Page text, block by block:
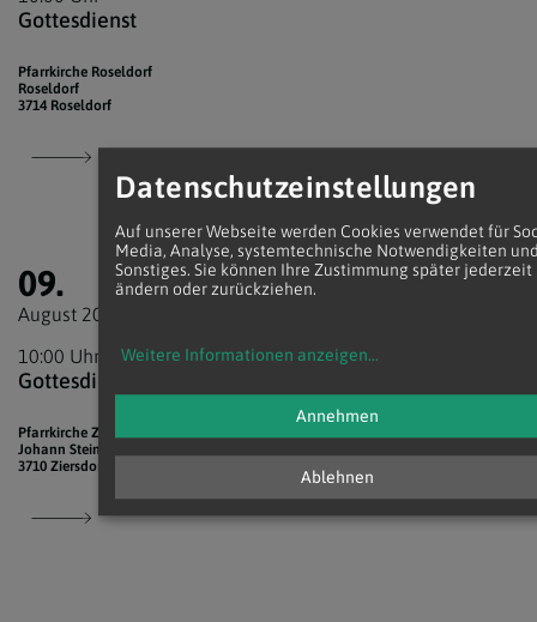
Gottesdienst
Pfarrkirche Roseldorf
Roseldorf
3714 Roseldorf
09.
August 2026
10:00 Uhr
Gottesdienst
Pfarrkirche Ziersdorf
Johann Steinböck-Pl. 1
3710 Ziersdorf
Datenschutzeinstellungen
Auf unserer Webseite werden Cookies verwendet für
Media, Analyse, systemtechnische Notwendigkeiten
Sonstiges. Sie können Ihre Zustimmung später jederzeit
ändern oder zurückziehen.
Weitere Informationen anzeigen...
Ablehnen
Annehmen